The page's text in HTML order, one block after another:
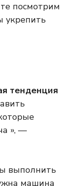
посмотрим
укрепить
тенденция
», —
выполнить
машина